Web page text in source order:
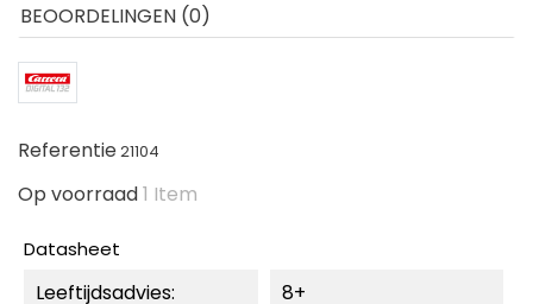
BEOORDELINGEN (0)
Referentie21104
Op voorraad1 Item
Datasheet
Leeftijdsadvies: 8+